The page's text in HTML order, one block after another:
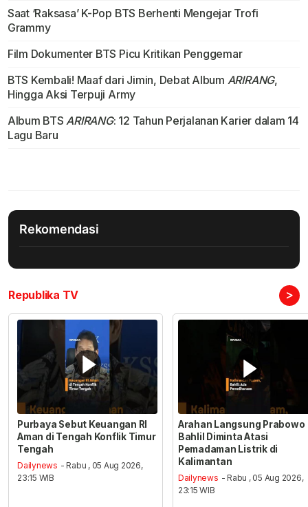
Saat ‘Raksasa’ K-Pop BTS Berhenti Mengejar Trofi
Grammy
Film Dokumenter BTS Picu Kritikan Penggemar
BTS Kembali! Maaf dari Jimin, Debat Album ARIRANG,
Hingga Aksi Terpuji Army
Album BTSARIRANG: 12 Tahun Perjalanan Karier dalam 14
Lagu Baru
Rekomendasi
Republika TV >
Purbaya Sebut Keuangan RI
Aman di Tengah Konflik Timur
Tengah
Dailynews - Rabu , 05 Aug 2026,
23:15 WIB
Arahan Langsung Prabowo
Bahlil Diminta Atasi
Pemadaman Listrik di
Kalimantan
Dailynews - Rabu , 05 Aug 2026,
23:15 WIB